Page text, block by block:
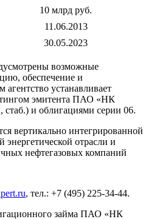
10 млрд руб.
11.06.2013
30.05.2023
возможные
обеспечение и
агентство устанавливает
эмитента ПАО «НК
и облигациями серии 06.
вертикально интегрированной
отрасли и
нефтегазовых компаний
, тел.: +7 (495) 225-34-44.
займа ПАО «НК